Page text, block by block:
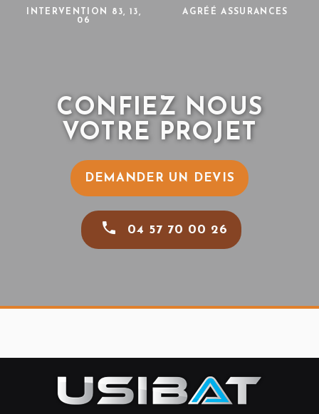
INTERVENTION 83, 13,
06
AGRÉÉ ASSURANCES
CONFIEZ NOUS
VOTRE PROJET
DEMANDER UN DEVIS
04 57 70 00 26